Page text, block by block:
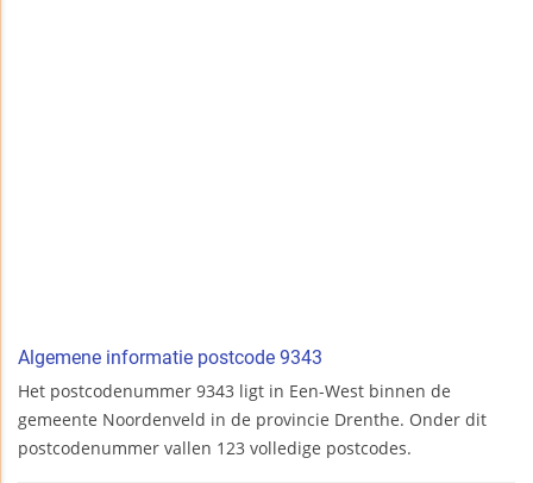
Algemene informatie postcode 9343
Het postcodenummer 9343 ligt in Een-West binnen de
gemeente Noordenveld in de provincie Drenthe. Onder dit
postcodenummer vallen 123 volledige postcodes.